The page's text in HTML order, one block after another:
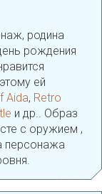
родина
рождения
ей
Aida, Retro
и др.. Образ
с оружием ,
персонажа